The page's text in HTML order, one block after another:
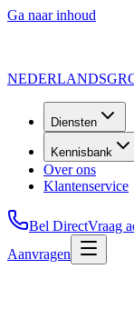
Ga naar inhoud
NEDERLANDS
Diensten
Kennisbank
Over ons
Klantenservice
Bel DirectVraag
Aanvragen